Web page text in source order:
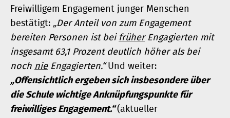
Freiwilligem Engagement junger Menschen
bestätigt: „Der Anteil von zum Engagement
bereiten Personen ist bei früherEngagierten mit
insgesamt 63,1 Prozent deutlich höher als bei
noch nieEngagierten.“ Und weiter:
„Offensichtlich ergeben sich insbesondere über
die Schule wichtige Anknüpfungspunkte für
freiwilliges Engagement.“(aktueller